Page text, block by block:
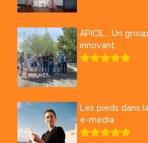
APICIL : Un
innovant
Les pieds dans
e-media